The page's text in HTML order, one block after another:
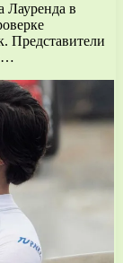
Лауренда в
Представители